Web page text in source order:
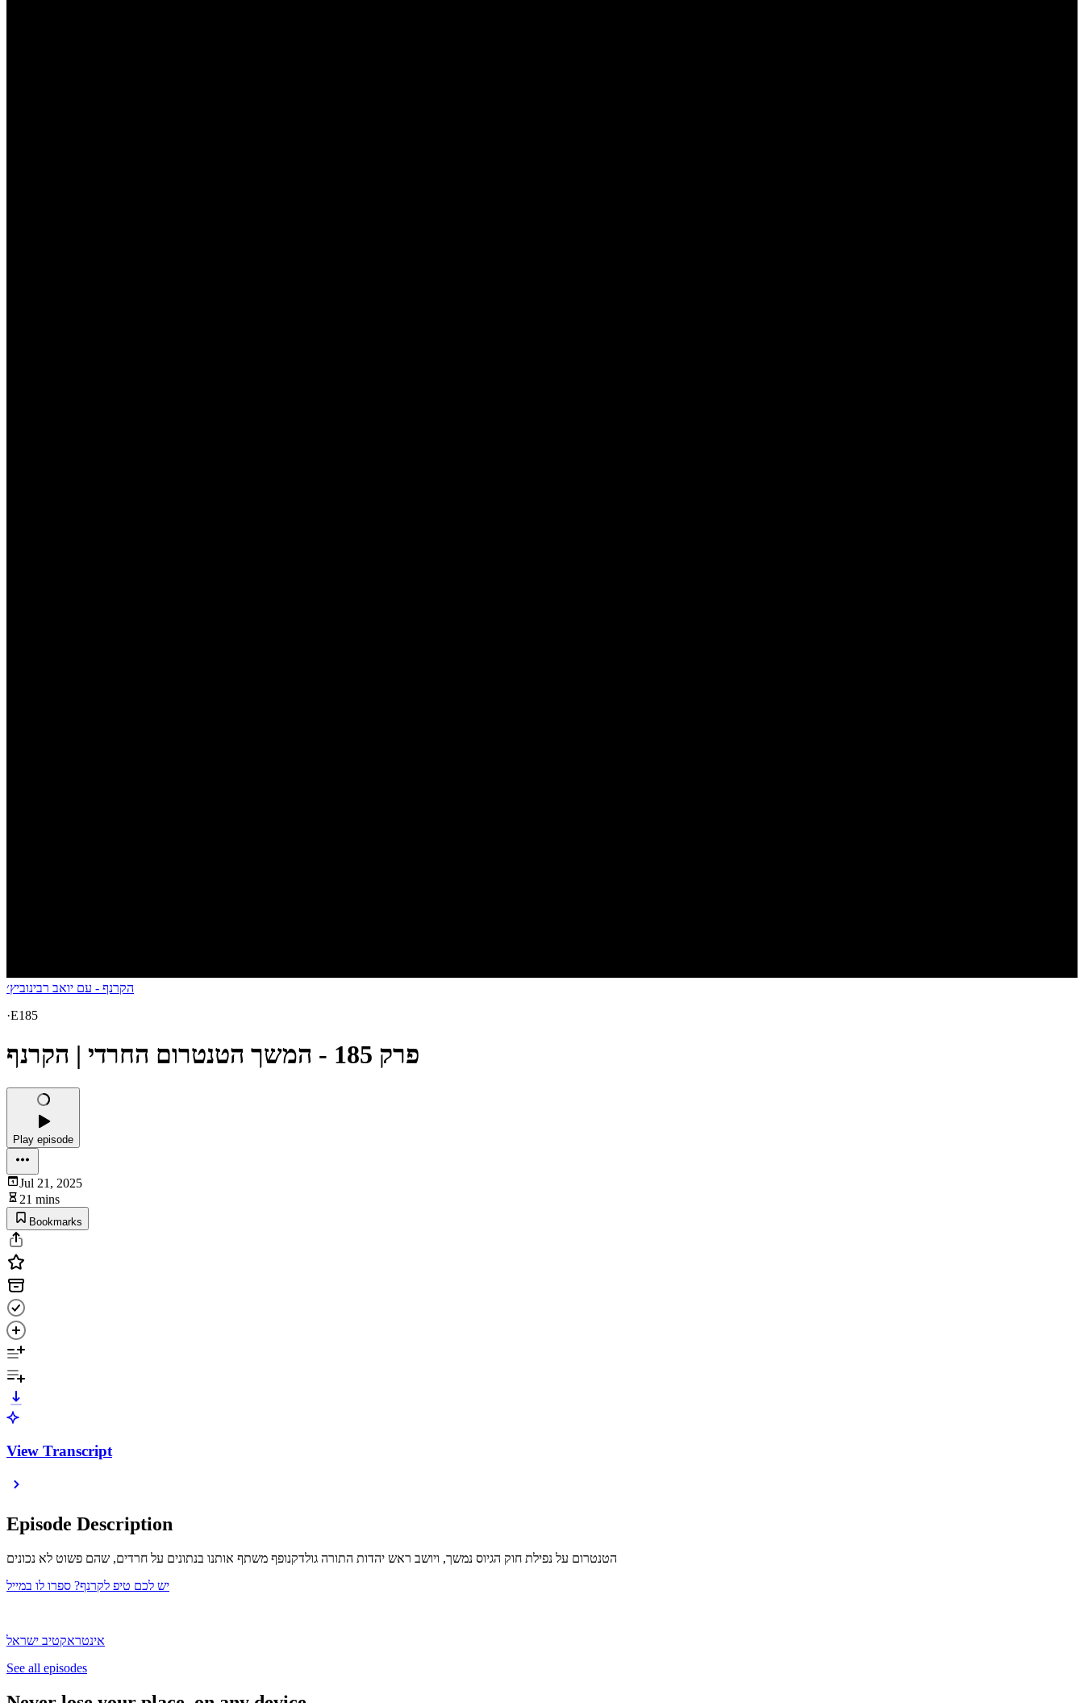
הקרנף - עם יואב רבינוביץ׳
·E185
פרק 185 - המשך הטנטרום החרדי | הקרנף
Play episode
Jul 21, 2025
21 mins
Bookmarks
View Transcript
Episode Description
הטנטרום על נפילת חוק הגיוס נמשך, ויושב ראש יהדות התורה גולדקנופף משתף אותנו בנתונים על חרדים, שהם פשוט לא נכונים
אינטראקטיב ישראל
See all episodes